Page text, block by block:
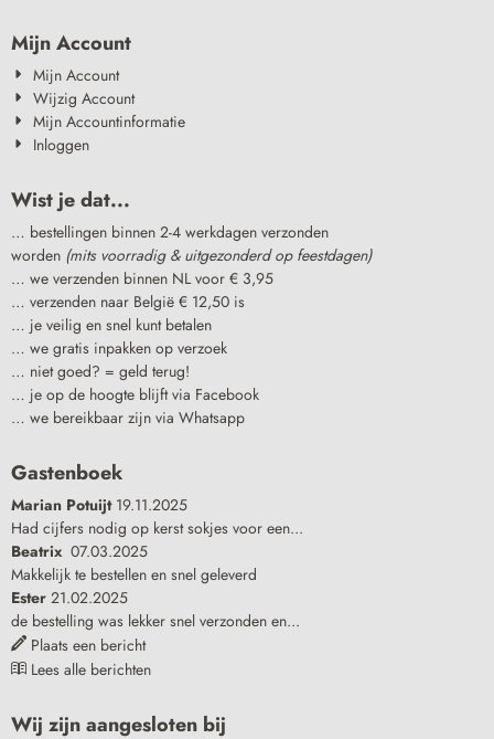
Mijn Account
Mijn Account
Wijzig Account
Mijn Accountinformatie
Inloggen
Wist je dat...
… bestellingen binnen 2-4 werkdagen verzonden
worden (mits voorradig & uitgezonderd op feestdagen)
… we verzenden binnen NL voor € 3,95
… verzenden naar België € 12,50 is
… je veilig en snel kunt betalen
… we gratis inpakken op verzoek
… niet goed? = geld terug!
… je op de hoogte blijft via Facebook
… we bereikbaar zijn via Whatsapp
Gastenboek
Marian Potuijt 19.11.2025
Had cijfers nodig op kerst sokjes voor een...
Beatrix 07.03.2025
Makkelijk te bestellen en snel geleverd
Ester 21.02.2025
de bestelling was lekker snel verzonden en...
Plaats een bericht
Lees alle berichten
Wij zijn aangesloten bij